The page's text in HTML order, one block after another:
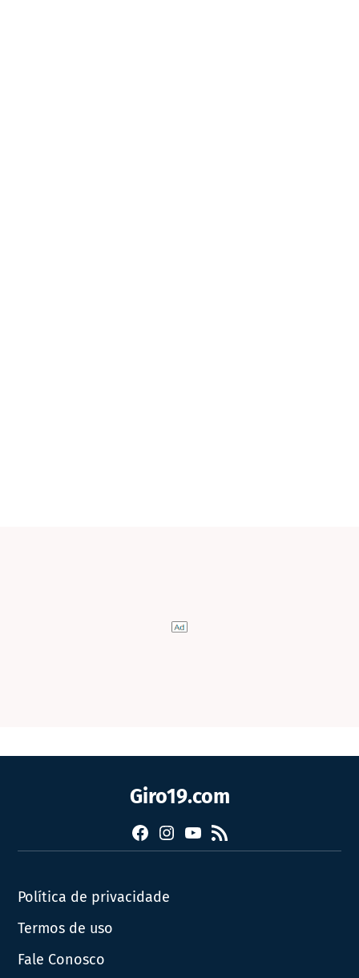
Giro19.com
FacebookInstagram
YouTube
RSS
Política de privacidade
Termos de uso
Fale Conosco